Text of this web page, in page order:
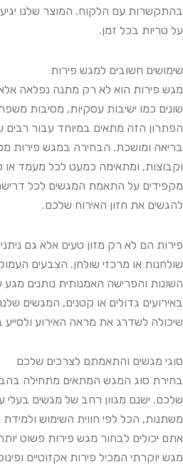
בהתקשרות עם הלקוח. המוצר שלנו
על טריות בכל זמן.
שימושים חשובים למגש פירות
מגש פירות הוא לא רק מתנה נפלאה אלא
שונים כמו ישיבות עסקיות, מסיבות
הפתרון הזה מתאים במיוחד עבור רבים
בריאה ומושכת. הבחירה במגש פירות
וקבוצות, ומתאימה כמעט לכל מעמד או
מקפידים על התאמת המגשים לכל
להגשים את חזון האירוח שלכם.
פירות הם לא רק מזון טעים אלא גם
שולחנות או מרכזי שולחן. הצבעים
השונות והפרישה האמנותית נותנים מגע
באירועים גדולים או קטנים, המגשים
שיכולה לשדרג את מראה האירוע ולסייע
סוגי מגשים והתאמתם לצרכים שלכם
בחירת סוג המגש המתאים מתחילה
שלכם. ישנם מגוון רחב של מגשים בעלי
משתנות, הכל לפי חווית השימוש
אתם יכולים לבחור מגש פירות פשוט
מגש יוקרתי המכיל פירות אקזוטיים